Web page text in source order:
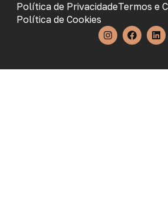
Política de PrivacidadeTermos e
Política de Cookies